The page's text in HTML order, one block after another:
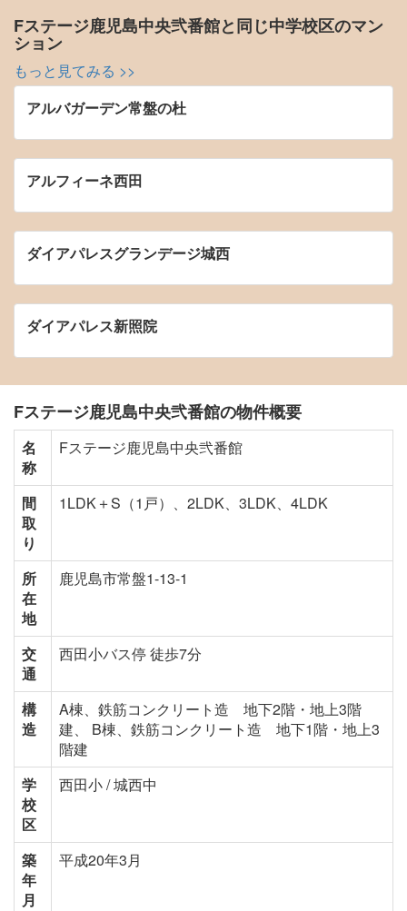
Fステージ鹿児島中央弐番館と同じ中学校区のマン
ション
もっと見てみる >>
アルバガーデン常盤の杜
アルフィーネ西田
ダイアパレスグランデージ城西
ダイアパレス新照院
Fステージ鹿児島中央弐番館の物件概要
名
称
Fステージ鹿児島中央弐番館
間
取
り
1LDK＋S（1戸）、2LDK、3LDK、4LDK
所
在
地
鹿児島市常盤1-13-1
交
通
西田小バス停 徒歩7分
構
造
A棟、鉄筋コンクリート造 地下2階・地上3階
建、 B棟、鉄筋コンクリート造 地下1階・地上3
階建
学
校
区
西田小 / 城西中
築
年
月
平成20年3月